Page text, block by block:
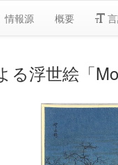
情報源 概要
る浮世絵「